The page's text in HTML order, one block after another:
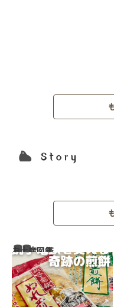
お土産図鑑